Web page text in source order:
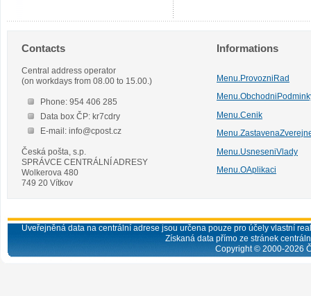
Contacts
Central address operator
(on workdays from 08.00 to 15.00.)
Phone: 954 406 285
Data box ČP: kr7cdry
E-mail: info@cpost.cz
Česká pošta, s.p.
SPRÁVCE CENTRÁLNÍ ADRESY
Wolkerova 480
749 20 Vítkov
Informations
Menu.ProvozniRad
Menu.Cenik
Menu.UsneseniVlady
Menu.OAplikaci
Uveřejněná data na centrální adrese jsou určena pouze pro účely vlastní
Získaná data přímo ze stránek
Copyright © 2000-2026